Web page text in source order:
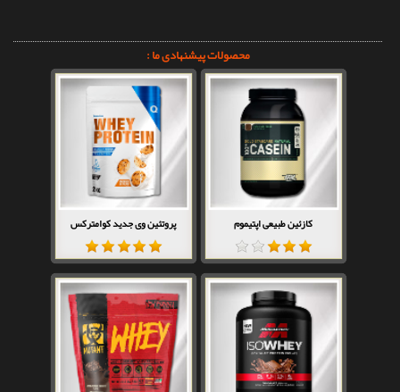
محصولات پیشنهادی ما :
کازئین طبیعی اپتیموم پروتئین وی جدید کوامترکس